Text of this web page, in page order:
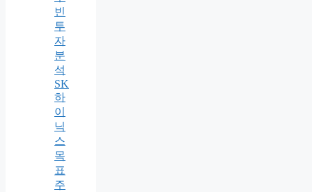
빈
투
자
분
석
SK
하
이
닉
스
목
표
주